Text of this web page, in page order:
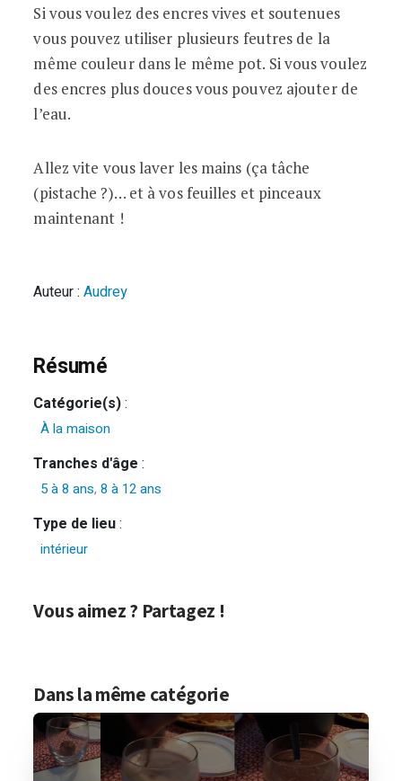
Si vous voulez des encres vives et soutenues
vous pouvez utiliser plusieurs feutres de la
même couleur dans le même pot. Si vous voulez
des encres plus douces vous pouvez ajouter de
l’eau.
Allez vite vous laver les mains (ça tâche
(pistache ?)… et à vos feuilles et pinceaux
maintenant !
Auteur :Audrey
Résumé
Catégorie(s):
À la maison
Tranches d'âge :
5 à 8 ans,8 à 12 ans
Type de lieu:
intérieur
Vous aimez ? Partagez !
Dans la même catégorie